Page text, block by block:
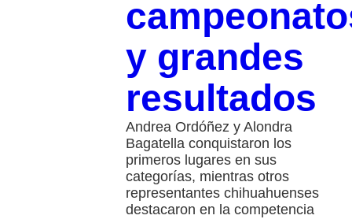
y grandes
resultados
Andrea Ordóñez y Alondra
Bagatella conquistaron los
primeros lugares en sus
categorías, mientras otros
representantes chihuahuenses
destacaron en la competencia